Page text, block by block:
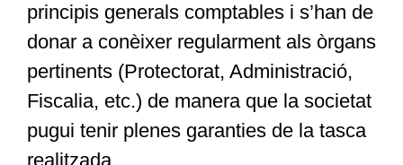
principis generals comptables i s’han de
donar a conèixer regularment als òrgans
pertinents (Protectorat, Administració,
Fiscalia, etc.) de manera que la societat
pugui tenir plenes garanties de la tasca
realitzada.